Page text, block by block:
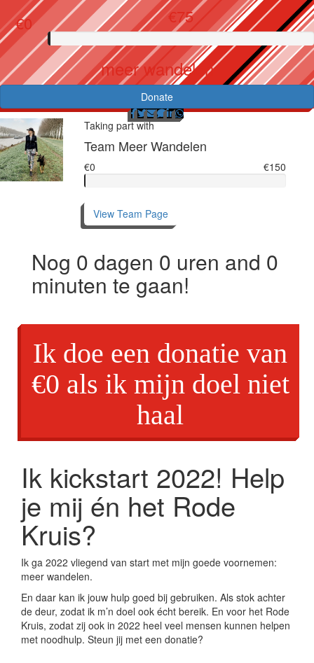
€0
€75
meer wandelen
Donate
Taking part with
Team Meer Wandelen
€0 €150
View Team Page
Nog 0 dagen 0 uren and 0
minuten te gaan!
Ik doe een donatie van
€0 als ik mijn doel niet
haal
Ik kickstart 2022! Help
je mij én het Rode
Kruis?
Ik ga 2022 vliegend van start met mijn goede voornemen:
meer wandelen.
En daar kan ik jouw hulp goed bij gebruiken. Als stok achter
de deur, zodat ik m’n doel ook écht bereik. En voor het Rode
Kruis, zodat zij ook in 2022 heel veel mensen kunnen helpen
met noodhulp. Steun jij met een donatie?